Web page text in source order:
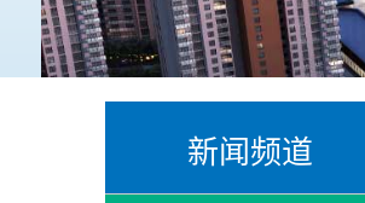
新闻频道